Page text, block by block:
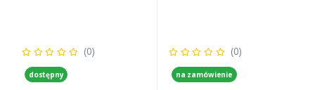
(0)
dostępny
(0)
na zamówienie